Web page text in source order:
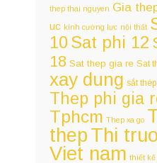
thep thai nguyen Gia
uc kính cường lực nội thất
10Sat phi 12
18 Sat thep gia re Sat
xay dung sắt thép
Thep phi gia
Tphcm Thep xa go
thep Thi
Viet nam thiết